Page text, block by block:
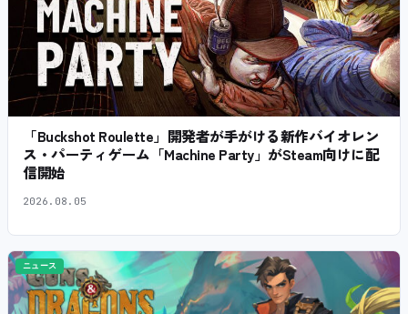
「Buckshot Roulette」開発者が手がける新作バイオレン
ス・パーティゲーム「Machine Party」がSteam向けに配
信開始
2026.08.05
ニュース